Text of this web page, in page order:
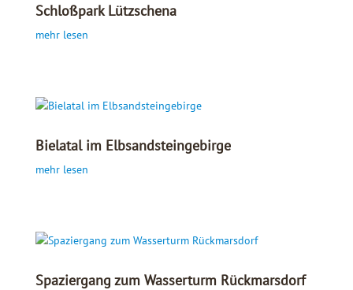
Schloßpark Lützschena
mehr lesen
Bielatal im Elbsandsteingebirge
mehr lesen
Spaziergang zum Wasserturm Rückmarsdorf